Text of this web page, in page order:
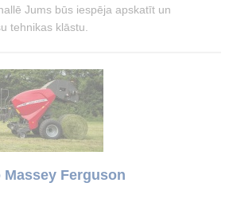
Jums būs iespēja apskatīt un
tehnikas klāstu.
Ferguson